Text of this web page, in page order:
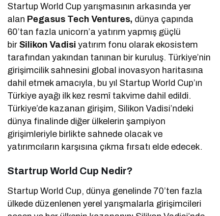
Startup World Cup yarışmasının arkasında yer
alan Pegasus Tech Ventures, dünya çapında
60’tan fazla unicorn’a yatırım yapmış güçlü
bir Silikon Vadisi yatırım fonu olarak ekosistem
tarafından yakından tanınan bir kuruluş. Türkiye’nin
girişimcilik sahnesini global inovasyon haritasına
dahil etmek amacıyla, bu yıl Startup World Cup’ın
Türkiye ayağı ilk kez resmî takvime dahil edildi.
Türkiye’de kazanan girişim, Silikon Vadisi’ndeki
dünya finalinde diğer ülkelerin şampiyon
girişimleriyle birlikte sahnede olacak ve
yatırımcıların karşısına çıkma fırsatı elde edecek.
Startrup World Cup Nedir?
Startup World Cup, dünya genelinde 70’ten fazla
ülkede düzenlenen yerel yarışmalarla girişimcileri